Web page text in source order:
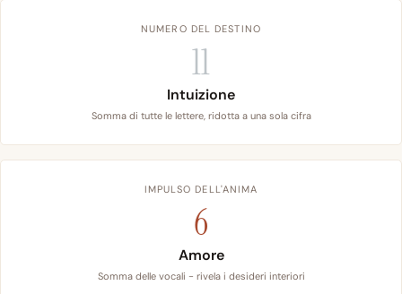
NUMERO DEL DESTINO
11
Intuizione
Somma di tutte le lettere, ridotta a una sola cifra
IMPULSO DELL'ANIMA
6
Amore
Somma delle vocali - rivela i desideri interiori